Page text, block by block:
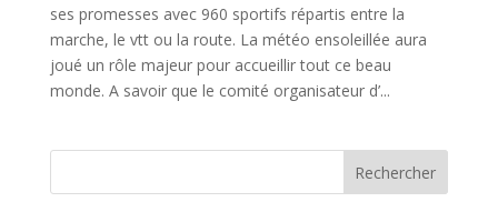
ses promesses avec 960 sportifs répartis entre la
marche, le vtt ou la route. La météo ensoleillée aura
joué un rôle majeur pour accueillir tout ce beau
monde. A savoir que le comité organisateur d’...